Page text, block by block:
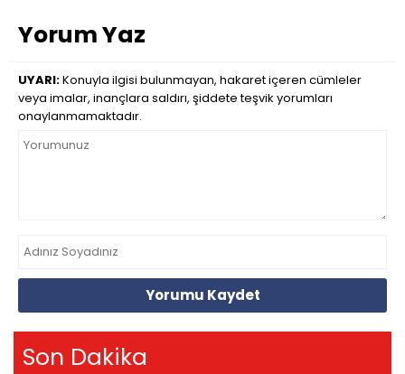
Yorum Yaz
UYARI:Konuyla ilgisi bulunmayan, hakaret içeren cümleler
veya imalar, inançlara saldırı, şiddete teşvik yorumları
onaylanmamaktadır.
Yorumu Kaydet
Son Dakika